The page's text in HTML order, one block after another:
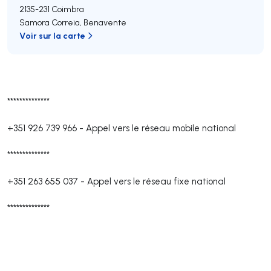
**************
+351 926 739 966 - Appel vers le réseau mobile national
**************
+351 263 655 037 - Appel vers le réseau fixe national
**************
2135-231 Coimbra
Samora Correia, Benavente
Voir sur la carte